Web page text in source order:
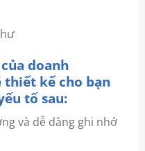
doanh
thiết kế cho bạn
tố sau:
và dễ dàng ghi nhớ